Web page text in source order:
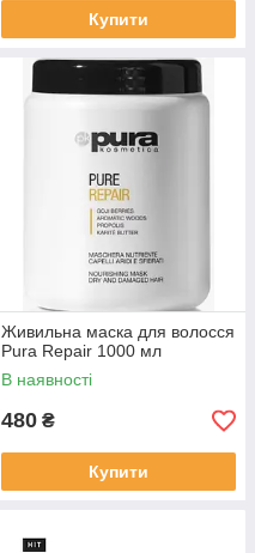
Купити
Живильна маска для волосся
Рura Repair 1000 мл
В наявності
480 ₴
Купити